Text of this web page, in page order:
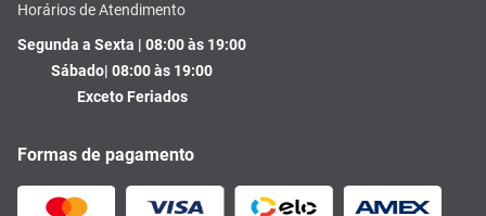
Horários de Atendimento
Segunda a Sexta | 08:00 às 19:00
Sábado| 08:00 às 19:00
Exceto Feriados
Formas de pagamento